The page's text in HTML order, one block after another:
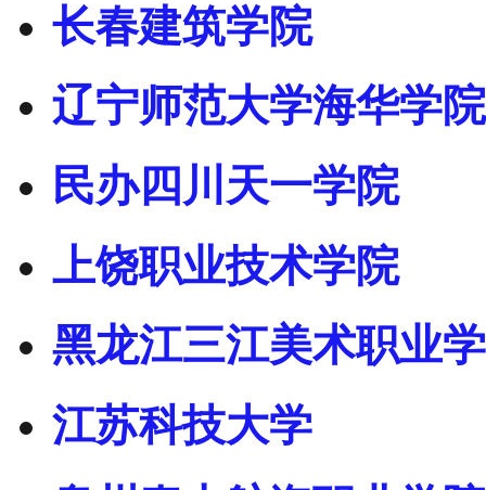
长春建筑学院
辽宁师范大学海华学院
民办四川天一学院
上饶职业技术学院
黑龙江三江美术职业
江苏科技大学